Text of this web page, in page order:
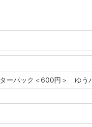
ーパック＜600円＞ ゆう